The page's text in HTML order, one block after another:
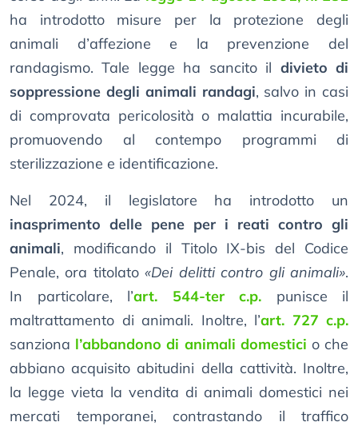
ha introdotto misure per la protezione degli
animali d’affezione e la prevenzione del
randagismo. Tale legge ha sancito il divieto di
soppressione degli animali randagi, salvo in casi
di comprovata pericolosità o malattia incurabile,
promuovendo al contempo programmi di
sterilizzazione e identificazione.
Nel 2024, il legislatore ha introdotto un
inasprimento delle pene per i reati contro gli
animali, modificando il Titolo IX-bis del Codice
Penale, ora titolato«Dei delitti contro gli animali».
In particolare, l’art. 544-ter c.p. punisce il
maltrattamento di animali. Inoltre, l’art. 727 c.p.
sanziona l’abbandono di animali domestici o che
abbiano acquisito abitudini della cattività. Inoltre,
la legge vieta la vendita di animali domestici nei
mercati temporanei, contrastando il traffico